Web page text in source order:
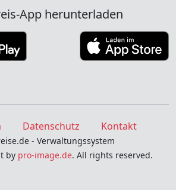
App herunterladen
Datenschutz Kontakt
- Verwaltungssystem
by pro-image.de. All rights reserved.